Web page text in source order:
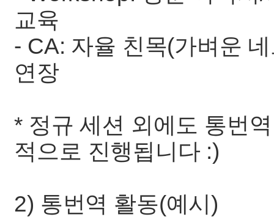
교육
- CA: 자율 친목(가벼운
연장
* 정규 세션 외에도 통번
적으로 진행됩니다 :)
2) 통번역 활동(예시)